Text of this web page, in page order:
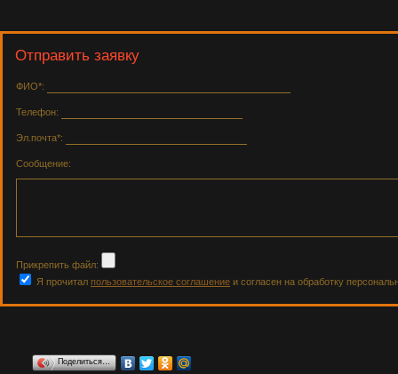
Отправить заявку
ФИО*:
Телефон:
Эл.почта*:
Сообщение:
Прикрепить файл:
Я прочитал пользовательское соглашение и согласен на обработку
Поделиться…